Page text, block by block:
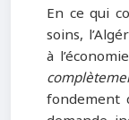
En ce qui
soins,
à
fondement